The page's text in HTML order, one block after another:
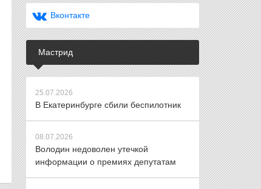
Вконтакте
Мастрид
25.07.2026
В Екатеринбурге сбили беспилотник
08.07.2026
Володин недоволен утечкой
информации о премиях депутатам